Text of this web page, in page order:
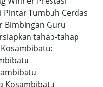
Pintar Tumbuh Cerdas
Bimbingan Guru
tahap-tahap
Kosambibatu